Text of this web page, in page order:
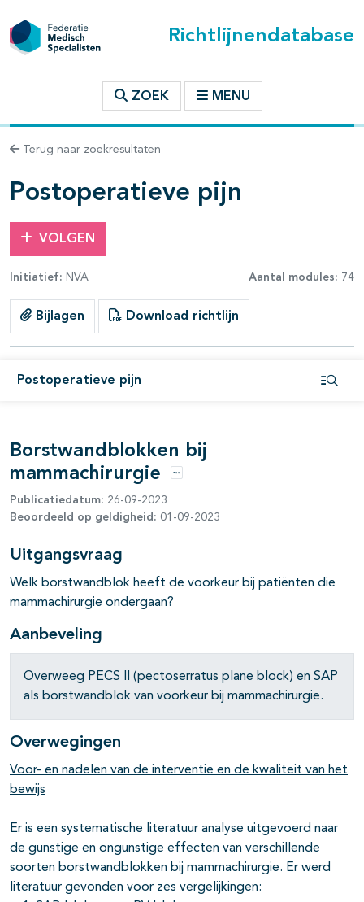
Richtlijnendatabase
ZOEK MENU
Terug naar zoekresultaten
Postoperatieve pijn
VOLGEN
Initiatief: NVA Aantal modules: 74
Bijlagen Download richtlijn
Postoperatieve pijn
binnen deze richtlijn
open- en dichtklappen
open- en dichtklappen
open- en dichtklappen
open- en dichtklappen
open- en dichtklappen
open- en dichtklappen
open- en dichtklappen
Borstwandblokken bij
mammachirurgie
Opties
Publicatiedatum: 26-09-2023
Beoordeeld op geldigheid: 01-09-2023
Uitgangsvraag
Welk borstwandblok heeft de voorkeur bij patiënten die
mammachirurgie ondergaan?
Aanbeveling
Overweeg PECS II (pectoserratus plane block) en SAP
als borstwandblok van voorkeur bij mammachirurgie.
Overwegingen
Voor- en nadelen van de interventie en de kwaliteit van het
bewijs
Er is een systematische literatuur analyse uitgevoerd naar
de gunstige en ongunstige effecten van verschillende
soorten borstwandblokken bij mammachirurgie. Er werd
literatuur gevonden voor zes vergelijkingen: